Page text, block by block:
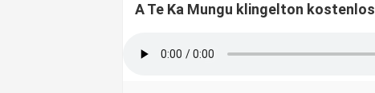
A Te Ka Mungu klingelton kostenlos